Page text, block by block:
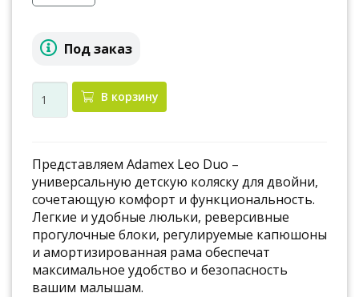
Под заказ
В корзину
Представляем Adamex Leo Duo –
универсальную детскую коляску для двойни,
сочетающую комфорт и функциональность.
Легкие и удобные люльки, реверсивные
прогулочные блоки, регулируемые капюшоны
и амортизированная рама обеспечат
максимальное удобство и безопасность
вашим малышам.